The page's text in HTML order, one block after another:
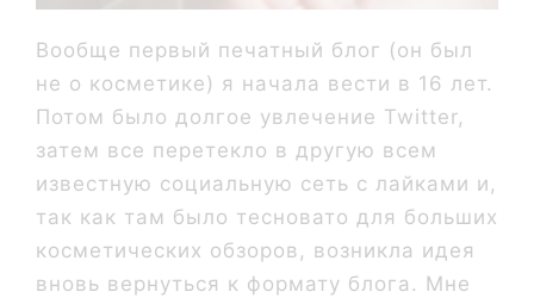
Вообще первый печатный блог (он был
не о косметике) я начала вести в 16 лет.
Потом было долгое увлечение Twitter,
затем все перетекло в другую всем
известную социальную сеть с лайками и,
так как там было тесновато для больших
косметических обзоров, возникла идея
вновь вернуться к формату блога. Мне